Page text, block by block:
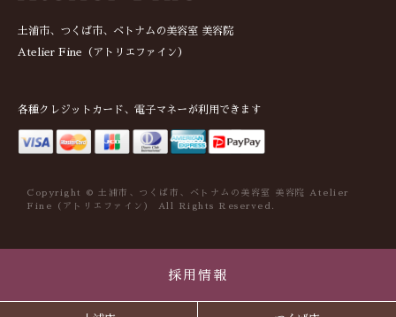
土浦市、つくば市、ベトナムの美容室 美容院
Atelier Fine（アトリエファイン）
各種クレジットカード、電子マネーが利用できます
Copyright © 土浦市、つくば市、ベトナムの美容室 美容院 Atelier
Fine（アトリエファイン） All Rights Reserved.
採用情報